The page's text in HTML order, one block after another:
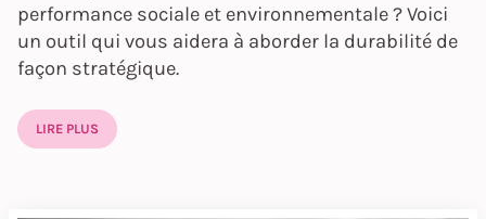
performance sociale et environnementale ? Voici
un outil qui vous aidera à aborder la durabilité de
façon stratégique.
LIRE PLUS